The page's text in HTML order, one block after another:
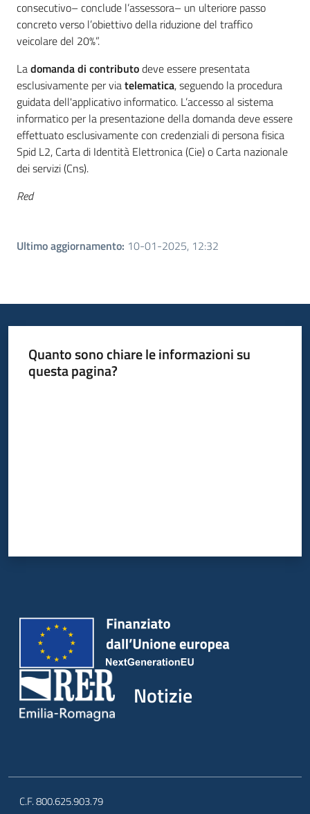
consecutivo– conclude l’assessora– un ulteriore passo
concreto verso l’obiettivo della riduzione del traffico
veicolare del 20%”.
Ladomanda di contributodeve essere presentata
esclusivamente per viatelematica, seguendo la procedura
guidata dell'applicativo informatico. L’accesso al sistema
informatico per la presentazione della domanda deve essere
effettuato esclusivamente con credenziali di persona fisica
Spid L2, Carta di Identità Elettronica (Cie) o Carta nazionale
dei servizi (Cns).
Red
Ultimo aggiornamento: 10-01-2025, 12:32
Quanto sono chiare le informazioni su
questa pagina?
Notizie
C.F. 800.625.903.79